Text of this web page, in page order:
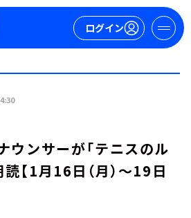
ログイン
ウンサーが「テニスのル
【1月16日（月）～19日